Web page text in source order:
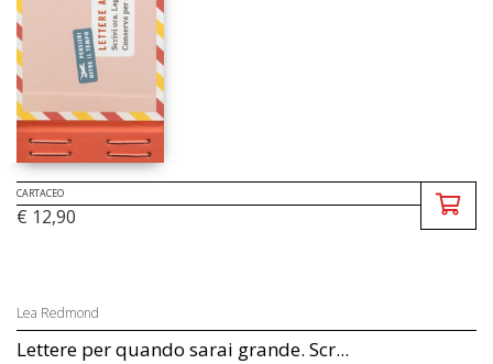
CARTACEO
€ 12,90
Lea Redmond
Lettere per quando sarai grande. Scr...